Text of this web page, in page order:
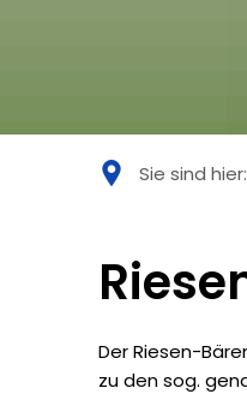
Sie sind hier:
Riesen-
Der Riesen-
zu den sog.